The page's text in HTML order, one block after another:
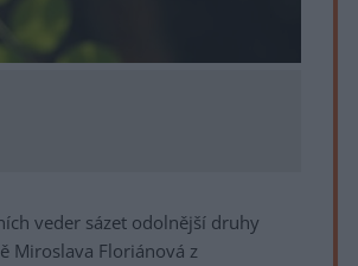
veder sázet odolnější druhy
Miroslava Floriánová z